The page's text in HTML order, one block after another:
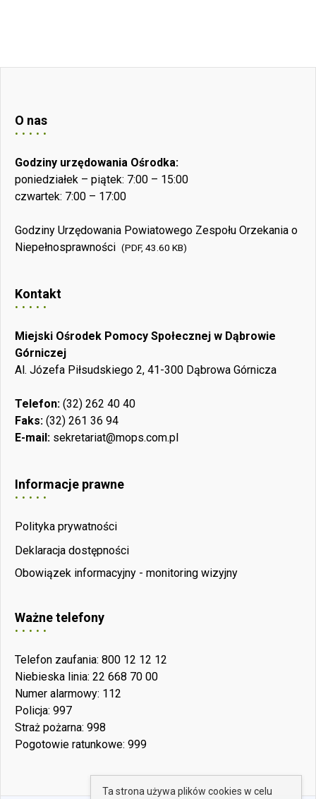
O nas
Godziny urzędowania Ośrodka:
poniedziałek – piątek: 7:00 – 15:00
czwartek: 7:00 – 17:00
Godziny Urzędowania Powiatowego Zespołu Orzekania o
Niepełnosprawności (PDF, 43.60 KB)
Kontakt
Miejski Ośrodek Pomocy Społecznej w Dąbrowie
Górniczej
Al. Józefa Piłsudskiego 2, 41-300 Dąbrowa Górnicza
Telefon: (32) 262 40 40
Faks: (32) 261 36 94
E-mail: sekretariat@mops.com.pl
Informacje prawne
Polityka prywatności
Deklaracja dostępności
Obowiązek informacyjny - monitoring wizyjny
Ważne telefony
Telefon zaufania: 800 12 12 12
Niebieska linia: 22 668 70 00
Numer alarmowy: 112
Policja: 997
Straż pożarna: 998
Pogotowie ratunkowe: 999
Ta strona używa plików cookies w celu